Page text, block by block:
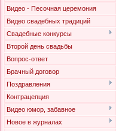
Видео - Песочная церемония
Видео свадебных традиций
Свадебные конкурсы
Второй день свадьбы
Вопрос-ответ
Брачный договор
Поздравления
Контрацепция
Видео юмор, забавное
Новое в журналах